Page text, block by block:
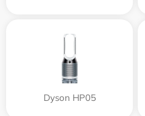
Dyson HP05